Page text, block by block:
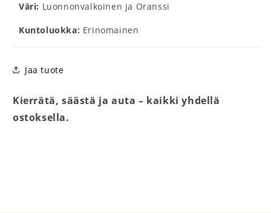
Väri: Luonnonvalkoinen ja Oranssi
Kuntoluokka: Erinomainen
Jaa tuote
Kierrätä, säästä ja auta – kaikki yhdellä
ostoksella.